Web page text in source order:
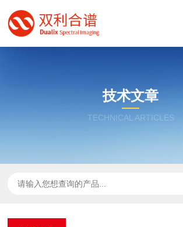
技术文章
TECHNICAL ARTICLES